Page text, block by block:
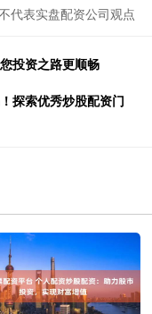
代表实盘配资公司观点
投资之路更顺畅
探索优秀炒股配资门